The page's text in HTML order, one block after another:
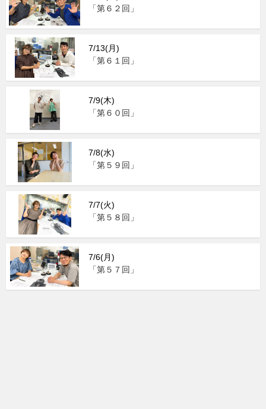
「第６２回」
7/13(月)
「第６１回」
7/9(木)
「第６０回」
7/8(水)
「第５９回」
7/7(火)
「第５８回」
7/6(月)
「第５７回」